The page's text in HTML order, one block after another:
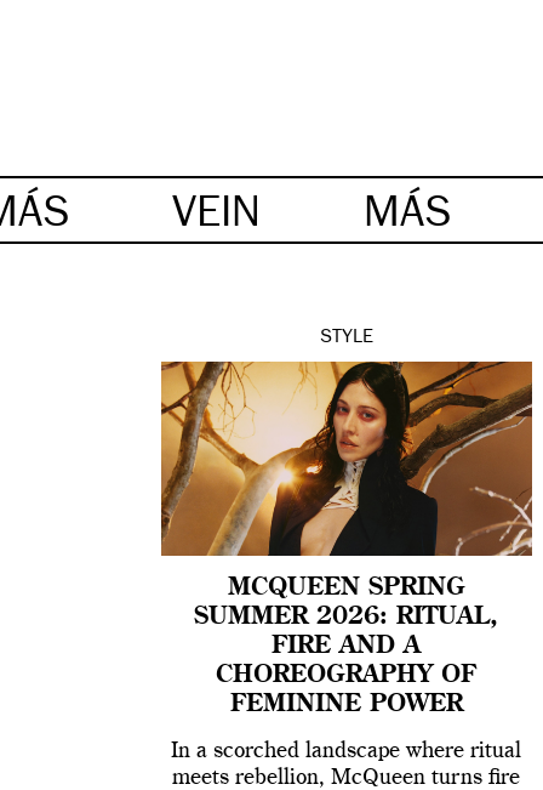
VEIN MÁS
STYLE
MCQUEEN SPRING
SUMMER 2026: RITUAL,
FIRE AND A
CHOREOGRAPHY OF
FEMININE POWER
In a scorched landscape where ritual
meets rebellion, McQueen turns fire